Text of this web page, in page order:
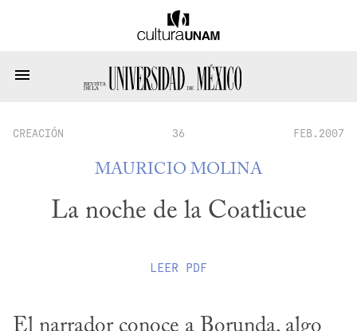
CREACIÓN 36 FEB.2007
MAURICIO MOLINA
La noche de la Coatlicue
LEER PDF
El narrador conoce a Borunda, algo